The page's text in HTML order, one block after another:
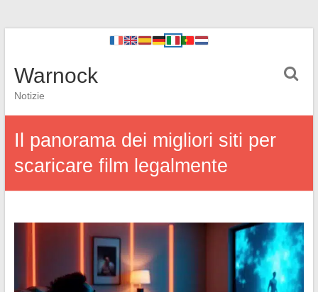
Warnock
Notizie
Il panorama dei migliori siti per
scaricare film legalmente